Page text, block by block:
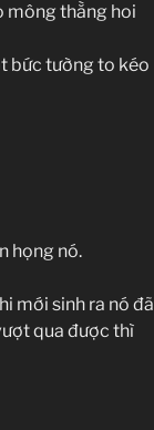
mông thằng hoi
bức tường to kéo
họng nó.
mới sinh ra nó đã
qua được thì